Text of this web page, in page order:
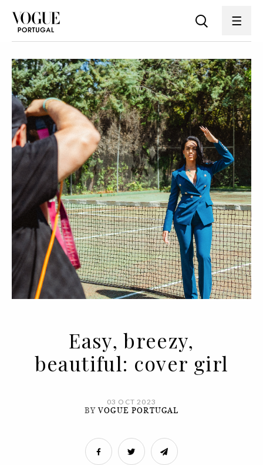
Easy, breezy,
beautiful: cover girl
03 OCT 2023
BYVOGUE PORTUGAL